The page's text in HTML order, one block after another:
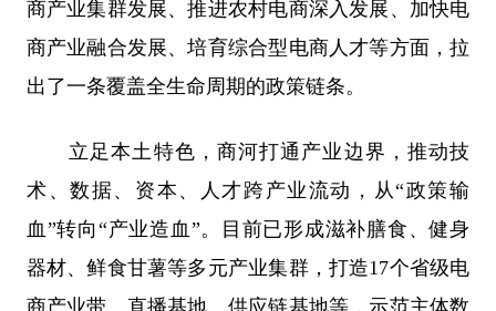
商产业集群发展、推进农村电商深入发展、加快电
商产业融合发展、培育综合型电商人才等方面，拉
出了一条覆盖全生命周期的政策链条。
立足本土特色，商河打通产业边界，推动技
术、数据、资本、人才跨产业流动，从“政策输
血”转向“产业造血”。目前已形成滋补膳食、健身
器材、鲜食甘薯等多元产业集群，打造17个省级电